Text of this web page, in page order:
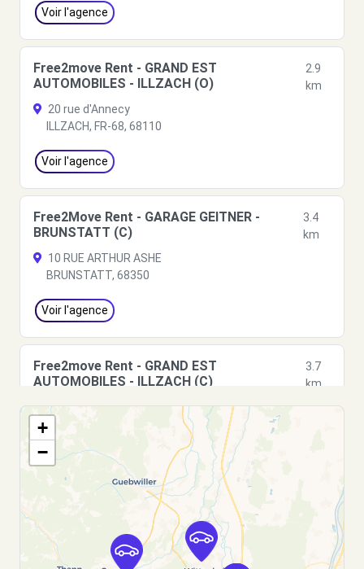
Voir l'agence
Free2move Rent - GRAND EST
AUTOMOBILES - ILLZACH (O)
2.9
km
20 rue d'Annecy
ILLZACH, FR-68, 68110
Voir l'agence
Free2Move Rent - GARAGE GEITNER -
BRUNSTATT (C)
3.4
km
10 RUE ARTHUR ASHE
BRUNSTATT, 68350
Voir l'agence
Free2move Rent - GRAND EST
AUTOMOBILES - ILLZACH (C)
3.7
km
20 rue d'Annecy
ILLZACH, FR-68, 68110
Voir l'agence
Free2Move Rent - GARAGE ROLAND SARL -
RIEDISHEIM (C)
1A RUE DE L'INDUSTRIE
+
−